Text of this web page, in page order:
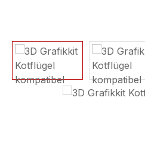
Bildergalerie überspringen